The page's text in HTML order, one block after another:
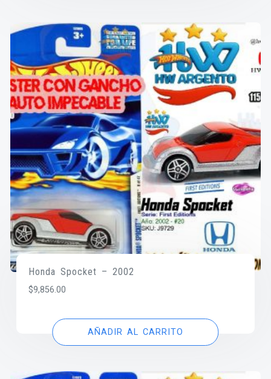
Honda Spocket – 2002
$9,856.00
AÑADIR AL CARRITO